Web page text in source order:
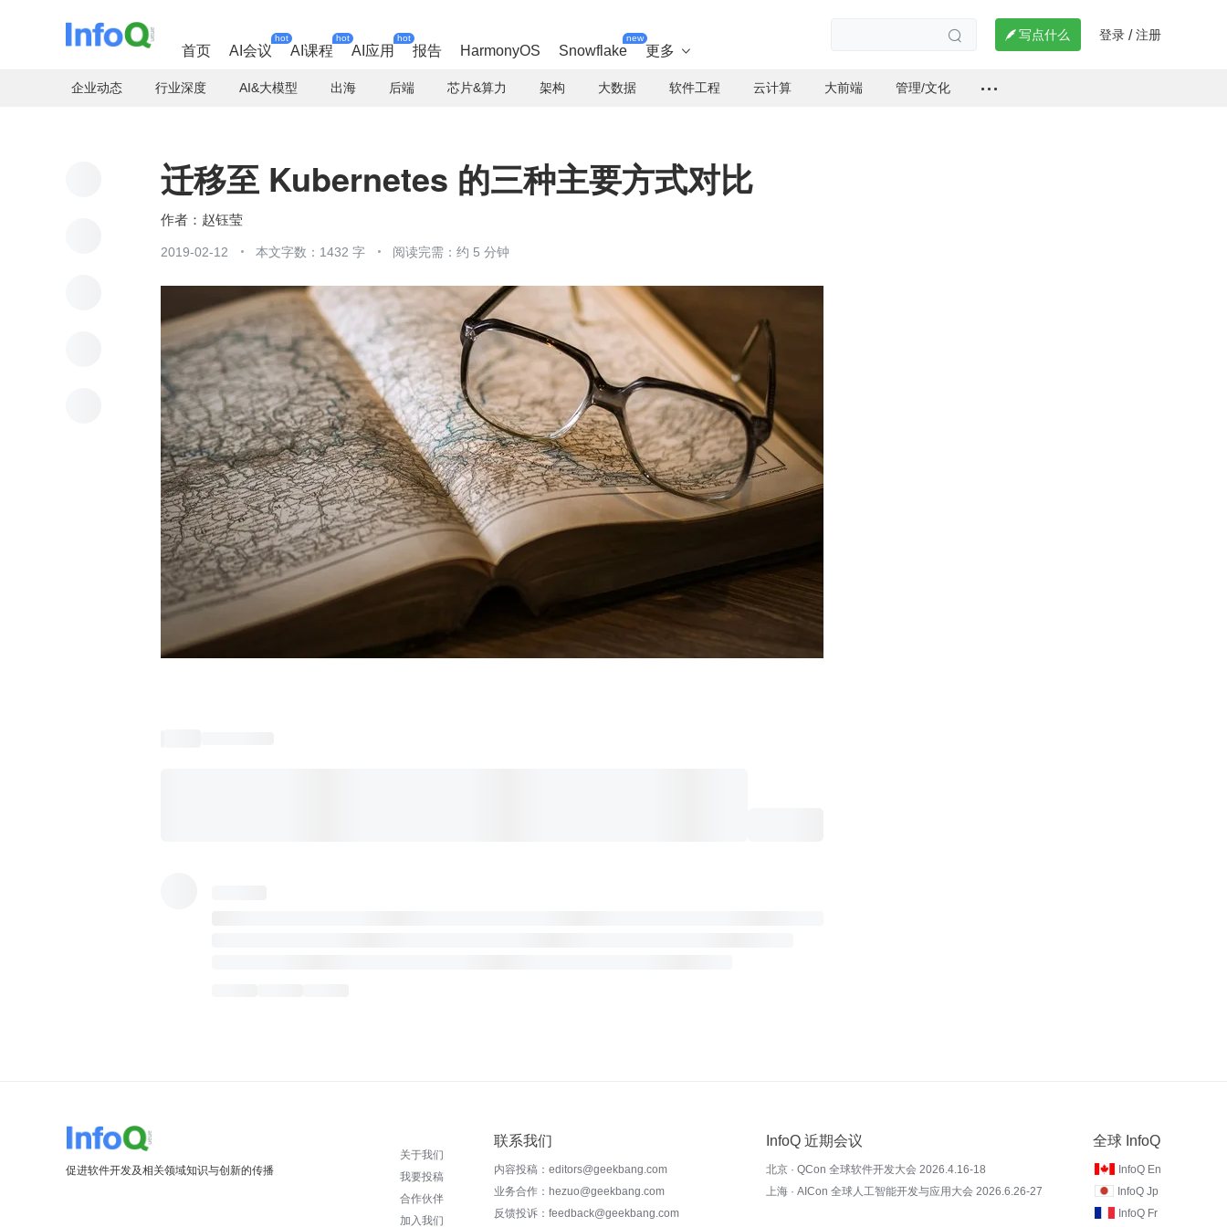
首页 AI会议
hot
AI课程
hot
AI应用
hot
报告 HarmonyOS Snowflake
new
更多 
  写点什么 登录 / 注册
企业动态 行业深度 AI&大模型 出海 后端 芯片&算力 架构 大数据 软件工程 云计算 大前端 管理/文化
迁移至 Kubernetes 的三种主要方式对比
赵钰莹
2019-02-12 本文字数：1432 字 阅读完需：约 5 分钟
促进软件开发及相关领域知识与创新的传播
关于我们
我要投稿
合作伙伴
加入我们
联系我们
内容投稿：editors@geekbang.com
业务合作：hezuo@geekbang.com
反馈投诉：feedback@geekbang.com
InfoQ 近期会议
北京 · QCon 全球软件开发大会 2026.4.16-18
上海 · AICon 全球人工智能开发与应用大会 2026.6.26-27
全球 InfoQ
InfoQ En
InfoQ Jp
InfoQ Fr